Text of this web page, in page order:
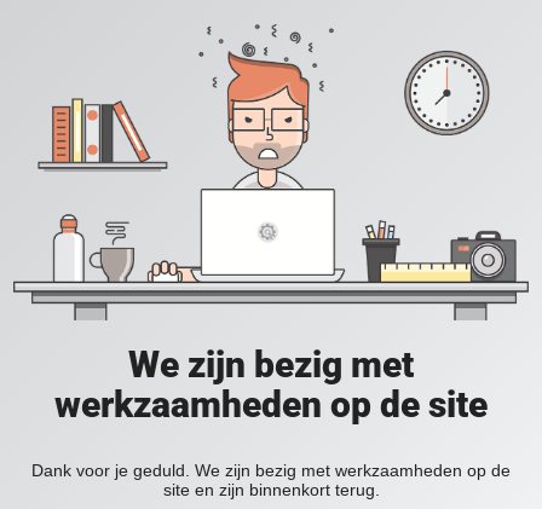
We zijn bezig met
werkzaamheden op de site
Dank voor je geduld. We zijn bezig met werkzaamheden op de
site en zijn binnenkort terug.